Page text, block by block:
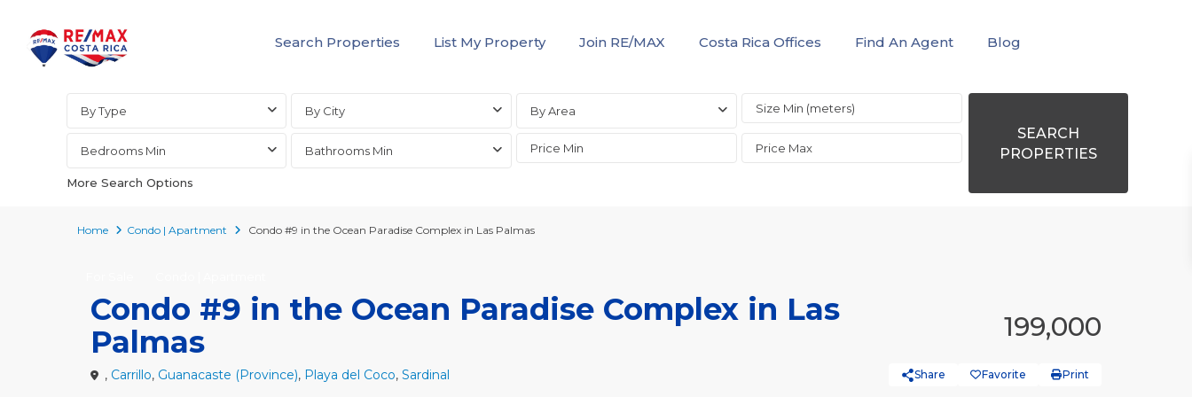
Search Properties List My Property Join RE/MAX Costa Rica Offices Find An Agent
Blog
Advanced Search
By Type By City By Area
Bedrooms Min Bathrooms Min
More Search Options
SEARCH
PROPERTIES
Home Condo | Apartment Condo #9 in the Ocean Paradise Complex in Las Palmas
Condo #9 in the Ocean Paradise Complex in Las
Palmas
199,000
, Carrillo, Guanacaste (Province), Playa del Coco, Sardinal Share Favorite Print